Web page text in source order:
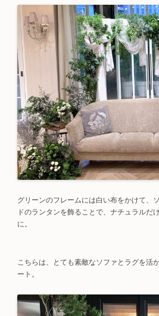
グリーンのフレームには白い布をかけて、
ドのランタンを飾ることで、ナチュラルだ
に。
こちらは、とても素敵なソファとラグを活
ート。